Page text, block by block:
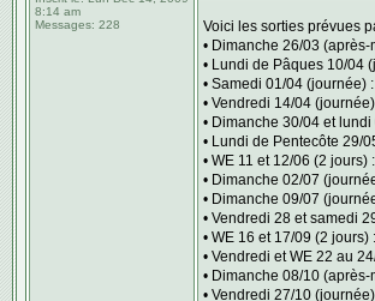
8:14 am
Messages: 228
Voici les sorties prévues
• Dimanche 26/03 (après-
• Lundi de Pâques 10/04
• Samedi 01/04 (journée)
• Vendredi 14/04
• Dimanche 30/04 et
• Lundi de Pentecôte 29/
• WE 11 et 12/06 (2
• Dimanche 02/07
• Dimanche 09/07
• Vendredi 28 et samedi
• WE 16 et 17/09 (2
• Vendredi et WE 22 au
• Dimanche 08/10 (après-
• Vendredi 27/10